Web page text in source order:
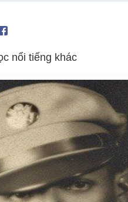
quốc gia Antigua và Barbuda
nổi tiếng khác